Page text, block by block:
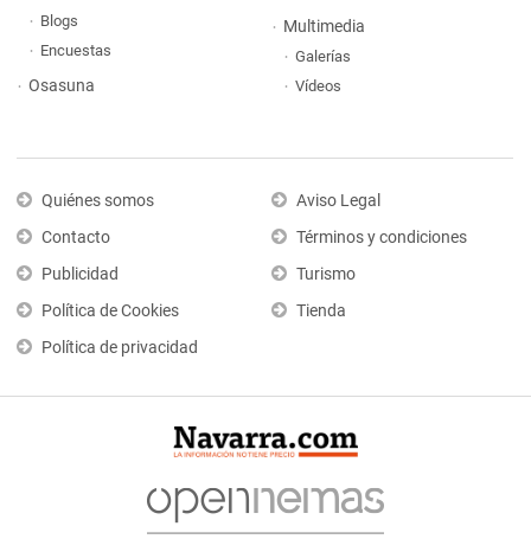
Blogs
Encuestas
Osasuna
Multimedia
Galerías
Vídeos
Quiénes somos
Contacto
Publicidad
Política de Cookies
Política de privacidad
Aviso Legal
Términos y condiciones
Turismo
Tienda